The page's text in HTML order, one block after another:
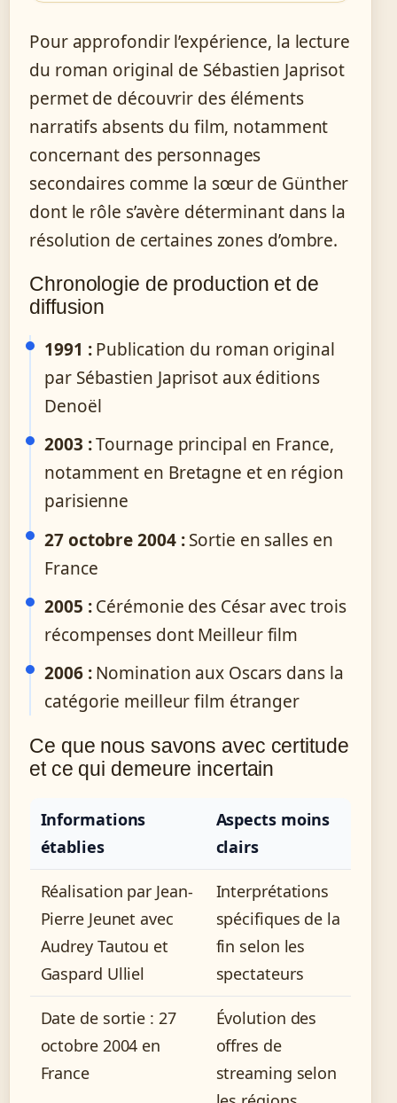
Pour approfondir l’expérience, la lecture
du roman original de Sébastien Japrisot
permet de découvrir des éléments
narratifs absents du film, notamment
concernant des personnages
secondaires comme la sœur de Günther
dont le rôle s’avère déterminant dans la
résolution de certaines zones d’ombre.
Chronologie de production et de
diffusion
1991 :Publication du roman original
par Sébastien Japrisot aux éditions
Denoël
2003 :Tournage principal en France,
notamment en Bretagne et en région
parisienne
27 octobre 2004 :Sortie en salles en
France
2005 :Cérémonie des César avec trois
récompenses dont Meilleur film
2006 :Nomination aux Oscars dans la
catégorie meilleur film étranger
Ce que nous savons avec certitude
et ce qui demeure incertain
Informations
établies
Aspects moins
clairs
Réalisation par Jean-
Pierre Jeunet avec
Audrey Tautou et
Gaspard Ulliel
Interprétations
spécifiques de la
fin selon les
spectateurs
Date de sortie : 27
octobre 2004 en
France
Évolution des
offres de
streaming selon